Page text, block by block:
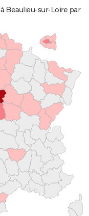
Beaulieu-sur-Loire par